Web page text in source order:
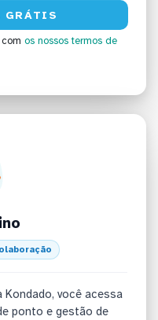
os nossos termos de
você acessa
ponto e gestão de